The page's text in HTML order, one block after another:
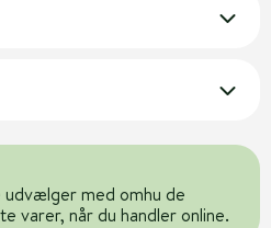
med omhu de
varer, når du handler online.